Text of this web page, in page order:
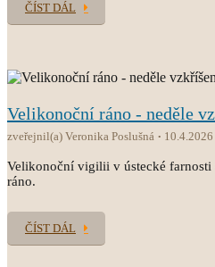
ČÍST DÁL
Velikonoční ráno - neděle
zveřejnil(a) Veronika Poslušná 10.4.2026
Velikonoční vigilii v ústecké
ráno.
ČÍST DÁL